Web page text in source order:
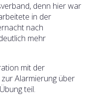
denn hier war
in der
nach
mehr
mit der
Alarmierung über
teil.